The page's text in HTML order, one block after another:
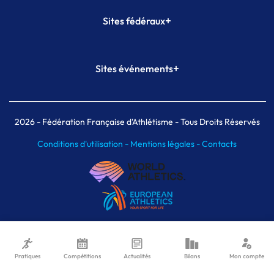
Sites fédéraux+
Plateforme Formation
Sites événements+
Meeting de Paris indoor
MAIF Ekiden de Paris
2026- Fédération Française d'Athlétisme - Tous Droits Réservés
Conditions d'utilisation - Mentions légales -Contacts
Pratiques Compétitions Actualités Bilans Mon compte